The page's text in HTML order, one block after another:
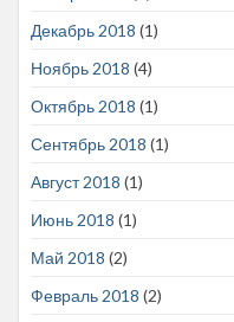
Декабрь 2018 (1)
Ноябрь 2018 (4)
Октябрь 2018 (1)
Сентябрь 2018 (1)
Август 2018 (1)
Июнь 2018 (1)
Май 2018 (2)
Февраль 2018 (2)